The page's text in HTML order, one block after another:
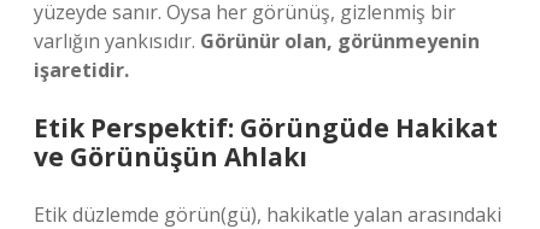
yüzeyde sanır. Oysa her görünüş, gizlenmiş bir
varlığın yankısıdır. Görünür olan, görünmeyenin
işaretidir.
Etik Perspektif: Görüngüde Hakikat
ve Görünüşün Ahlakı
Etik düzlemde görün(gü), hakikatle yalan arasındaki